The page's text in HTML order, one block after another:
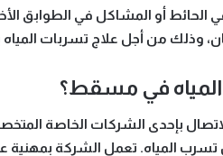
أو المشاكل في الطوابق
وذلك من أجل علاج تسربات
في مسقط؟
بإحدى الشركات الخاصة
المياه. تعمل الشركة بمهنية